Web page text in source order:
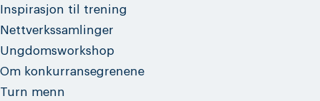
Inspirasjon til trening
Nettverkssamlinger
Ungdomsworkshop
Om konkurransegrenene
Turn menn